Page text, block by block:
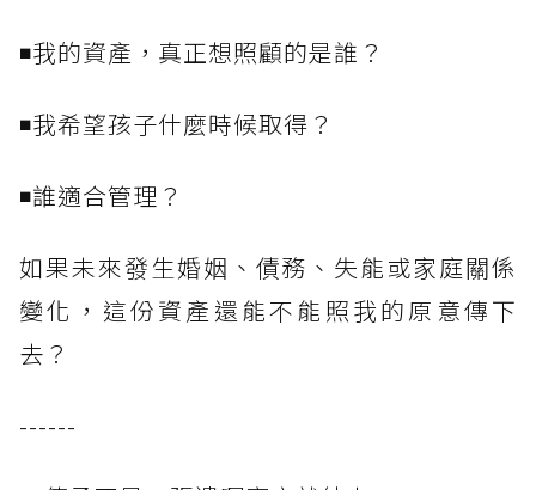
◾我的資產，真正想照顧的是誰？
◾我希望孩子什麼時候取得？
◾誰適合管理？
如果未來發生婚姻、債務、失能或家庭關係
變化，這份資產還能不能照我的原意傳下
去？
------